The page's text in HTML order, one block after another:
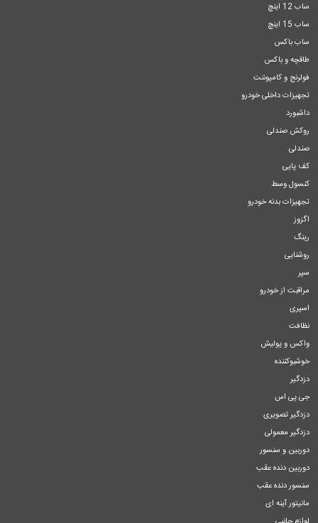
ساب 12 اینچ
ساب 15 اینچ
ساب باکس
طاقچه و باکس
فولرنج و کامپوننت
تجهیزات داخلی خودرو
داشبورد
روکش صندلی
صندلی
کف پایی
کنسول وسط
تجهیزات بدنه خودرو
اگزوز
رینگ
روشنایی
سپر
مراقبت از خودرو
اسپری
نظافت
واکس و پولیش
خوشبوکننده
دزدگیر
جی پی اس
دزدگیر تصویری
دزدگیر معمولی
دوربین و سنسور
دوربین دنده عقب
سنسور دنده عقب
مانیتور آینه ای